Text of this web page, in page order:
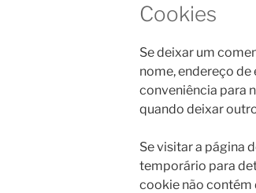
Cookies
Se deixar um
nome, endereço de
conveniência para
quando deixar
Se visitar a página
temporário para
cookie não contém